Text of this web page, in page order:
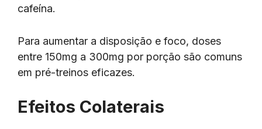
cafeína.
Para aumentar a disposição e foco, doses
entre 150mg a 300mg por porção são comuns
em pré-treinos eficazes.
Efeitos Colaterais